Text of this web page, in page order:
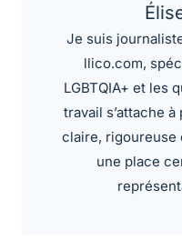
Je suis
llico.com,
LGBTQIA+ et les
travail s’attache
claire, rigoureuse
une place